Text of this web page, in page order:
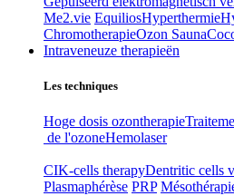
Me2.vie EquiliosHyperthermie
ChromotherapieOzon Sauna
Intraveneuze therapieën
Les techniques
Hoge dosis ozontherapie
de l'ozoneHemolaser
CIK-cells therapyDentritic cells
Plasmaphérèse PRP